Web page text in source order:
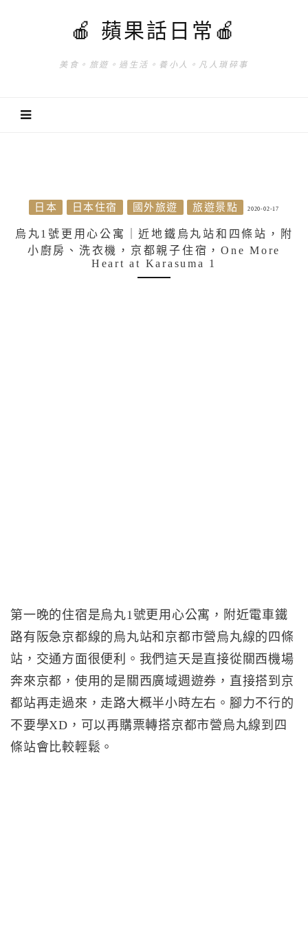
🍎 蘋果話日常🍎
美食。旅遊。過生活。養小人。凡人瑣碎事
日本 日本住宿 國外旅遊 旅遊景點 2020-02-17
烏丸1號更用心公寓｜近地鐵烏丸站和四條站，附
小廚房、洗衣機，京都親子住宿，One More
Heart at Karasuma 1
第一晚的住宿是烏丸1號更用心公寓，附近電車鐵
路有阪急京都線的烏丸站和京都市營烏丸線的四條
站，交通方面很便利。我們這天是直接從關西機場
奔來京都，使用的是關西廣域週遊券，直接搭到京
都站再走過來，走路大概半小時左右。腳力不行的
不要學XD，可以再購票轉搭京都市營烏丸線到四
條站會比較輕鬆。